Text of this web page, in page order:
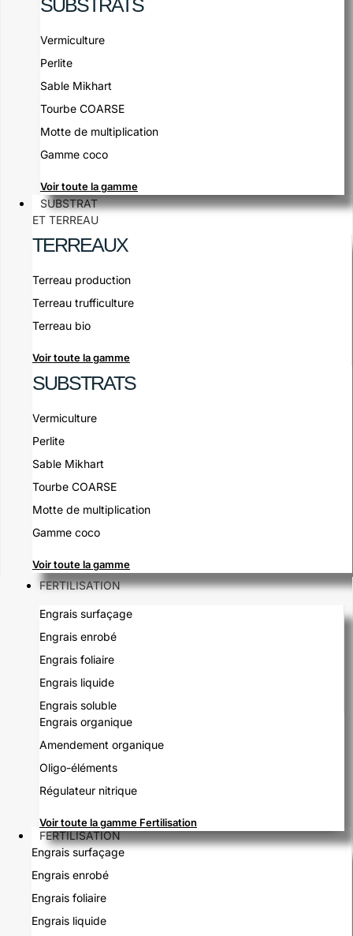
SUBSTRATS
Vermiculture
Perlite
Sable Mikhart
Tourbe COARSE
Motte de multiplication
Gamme coco
Voir toute la gamme
SUBSTRAT
ET TERREAU
TERREAUX
Terreau production
Terreau trufficulture
Terreau bio
Voir toute la gamme
SUBSTRATS
Vermiculture
Perlite
Sable Mikhart
Tourbe COARSE
Motte de multiplication
Gamme coco
Voir toute la gamme
FERTILISATION
Engrais surfaçage
Engrais enrobé
Engrais foliaire
Engrais liquide
Engrais soluble
Engrais organique
Amendement organique
Oligo-éléments
Régulateur nitrique
Voir toute la gamme Fertilisation
FERTILISATION
Engrais surfaçage
Engrais enrobé
Engrais foliaire
Engrais liquide